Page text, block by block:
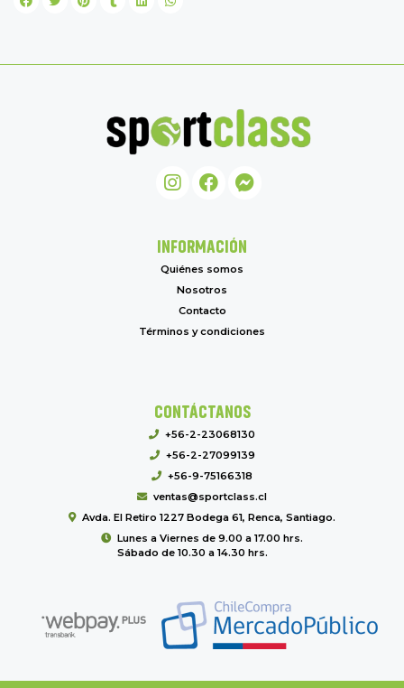
INFORMACIÓN
Quiénes somos
Nosotros
Contacto
Términos y condiciones
CONTÁCTANOS
+56-2-23068130
+56-2-27099139
+56-9-75166318
ventas@sportclass.cl
Avda. El Retiro 1227 Bodega 61, Renca, Santiago.
Lunes a Viernes de 9.00 a 17.00 hrs.
Sábado de 10.30 a 14.30 hrs.